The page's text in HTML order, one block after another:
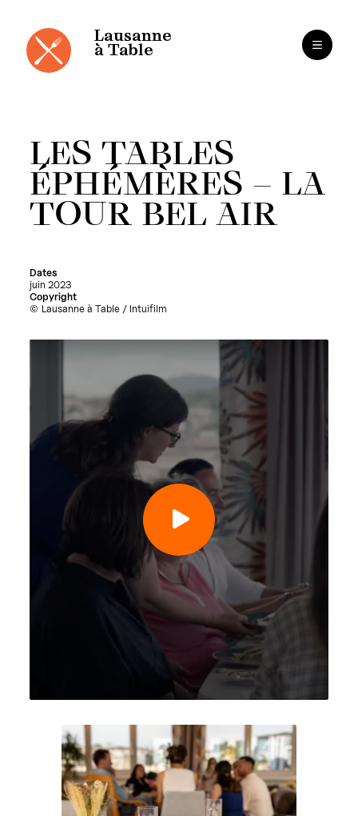
contenu
Lausanne
à Table
LES TABLES
ÉPHÉMÈRES – LA
TOUR BEL AIR
Dates
juin 2023
Copyright
Lausanne à Table / Intuifilm